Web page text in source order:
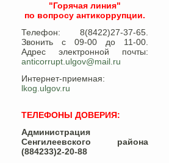
"Горячая линия"
по вопросу антикоррупции.
Телефон: 8(8422)27-37-65.
Звонить с 09-00 до 11-00.
Адрес электронной почты:
anticorrupt.ulgov@mail.ru
Интернет-приемная:
lkog.ulgov.ru
ТЕЛЕФОНЫ ДОВЕРИЯ:
Администрация
Сенгилеевского района
(884233)2-20-88